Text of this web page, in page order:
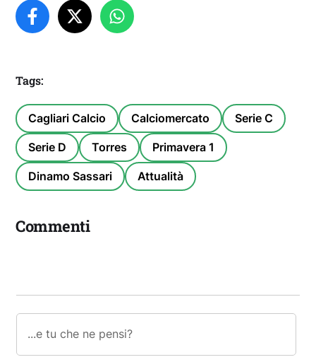
Tags:
Cagliari Calcio Calciomercato Serie C
Serie D Torres Primavera 1
Dinamo Sassari Attualità
Commenti